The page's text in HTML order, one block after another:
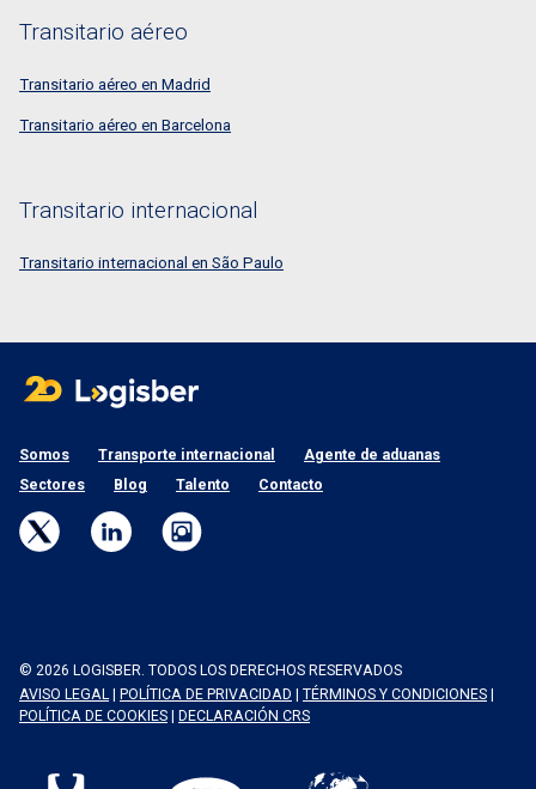
Transitario aéreo
Transitario aéreo en Madrid
Transitario aéreo en Barcelona
Transitario internacional
Transitario internacional en São Paulo
Somos Transporte internacional
Agente de aduanas
Sectores
Blog Talento Contacto
© 2026 LOGISBER. TODOS LOS DERECHOS RESERVADOS
AVISO LEGAL | POLÍTICA DE PRIVACIDAD | TÉRMINOS Y CONDICIONES |
POLÍTICA DE COOKIES | DECLARACIÓN CRS